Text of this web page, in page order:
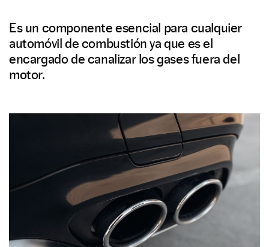
Es un componente esencial para cualquier
automóvil de combustión ya que es el
encargado de canalizar los gases fuera del
motor.